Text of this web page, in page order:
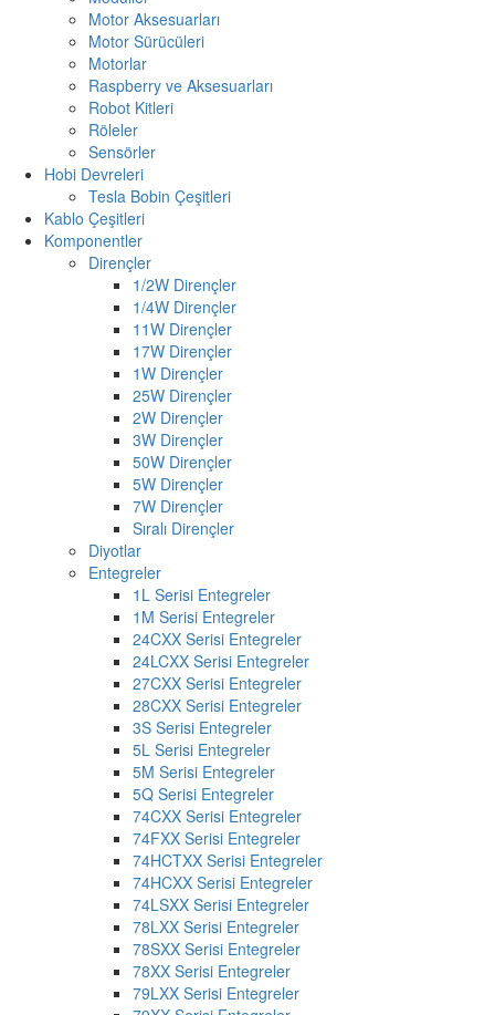
Motor Aksesuarları
Motor Sürücüleri
Motorlar
Raspberry ve Aksesuarları
Robot Kitleri
Röleler
Sensörler
Hobi Devreleri
Tesla Bobin Çeşitleri
Kablo Çeşitleri
Komponentler
Dirençler
1/2W Dirençler
1/4W Dirençler
11W Dirençler
17W Dirençler
1W Dirençler
25W Dirençler
2W Dirençler
3W Dirençler
50W Dirençler
5W Dirençler
7W Dirençler
Sıralı Dirençler
Diyotlar
Entegreler
1L Serisi Entegreler
1M Serisi Entegreler
24CXX Serisi Entegreler
24LCXX Serisi Entegreler
27CXX Serisi Entegreler
28CXX Serisi Entegreler
3S Serisi Entegreler
5L Serisi Entegreler
5M Serisi Entegreler
5Q Serisi Entegreler
74CXX Serisi Entegreler
74FXX Serisi Entegreler
74HCTXX Serisi Entegreler
74HCXX Serisi Entegreler
74LSXX Serisi Entegreler
78LXX Serisi Entegreler
78SXX Serisi Entegreler
78XX Serisi Entegreler
79LXX Serisi Entegreler